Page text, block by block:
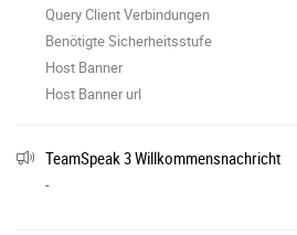
Query Client Verbindungen
Benötigte Sicherheitsstufe
Host Banner
Host Banner url
TeamSpeak 3 Willkommensnachricht
-